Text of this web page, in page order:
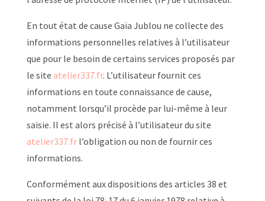
En tout état de cause Gaïa Jublou ne collecte des
informations personnelles relatives à l’utilisateur
que pour le besoin de certains services proposés par
le site atelier337.fr. L’utilisateur fournit ces
informations en toute connaissance de cause,
notamment lorsqu’il procède par lui-même à leur
saisie. Il est alors précisé à l’utilisateur du site
atelier337.frl’obligation ou non de fournir ces
informations.
Conformément aux dispositions des articles 38 et